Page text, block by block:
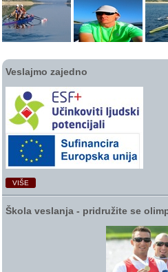
Veslajmo zajedno
VIŠE
Škola veslanja ‑ pridružite se